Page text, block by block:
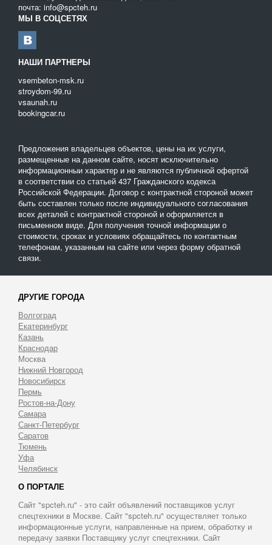
Подготавливается участок, на котором будут проводиться
работы. Проверяется, не будет ли канализация под
землей пересекаться с другими коммуникационными
системами;
Устанавливаются деревянные столбики для разметки
Начинается непосредственный процесс бурения грунта и
продавливание в образовавшиеся полости труб.
Правильность укладки канализационных труб проверяется
Заказать технику для бестраншейной укладки канализационных
труб вы можете в нашей фирме, ознакомившись с каталогом.
почта: info@spcteh.ru
МЫ В СОЦСЕТЯХ
НАШИ ПАРТНЕРЫ
vsembeton-msk.ru
stroydom-99.ru
vsaunah.ru
bookingcar.ru
Предложения владельцев объектов, цены на их услуги,
размещенные на данном сайте, носят исключительно
информационныи характер и не являются публичной офертой
в соответствии со статьей 437 Гражданского кодекса
Российской Федерации. Договор с контрактной стороной может
быть составлен только после индивидуального согласования
всех деталей с контрактной стороной и оформляется в
письменном виде. Для получения точной информации о
стоимости, сроках и условиях обращайтесь по контактным
телефонам, указанным на сайте или через форму обратной
связи.
ДРУГИЕ ГОРОДА
Волгоград
Екатеринбург
Казань
Краснодар
Москва
Нижний Новгород
Новосибирск
Пермь
Ростов-на-Дону
Самара
Санкт-Петербург
Саратов
Тюмень
Уфа
Челябинск
О ПОРТАЛЕ
Сайт "spcteh.ru" - это сайт объявлений поставщиков услуг
спецтехники в Москве. Сайт "spcteh.ru" осуществляет только
информационные услуги, направленные на прием, обработку и
передачу заявки Поставщику услуг спецтехники. Сайт